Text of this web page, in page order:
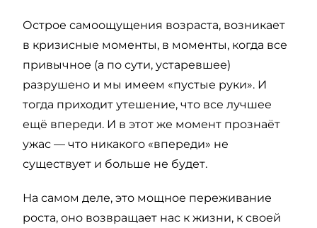
Острое самоощущения возраста, возникает
в кризисные моменты, в моменты, когда все
привычное (а по сути, устаревшее)
разрушено и мы имеем «пустые руки». И
тогда приходит утешение, что все лучшее
ещё впереди. И в этот же момент прознаёт
ужас — что никакого «впереди» не
существует и больше не будет.
На самом деле, это мощное переживание
роста, оно возвращает нас к жизни, к своей